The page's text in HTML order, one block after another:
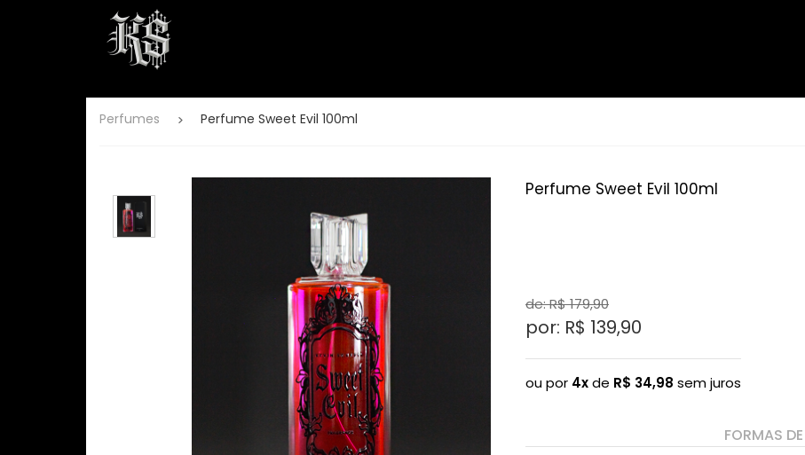
Perfumes Perfume Sweet Evil 100ml
Perfume Sweet Evil 100ml
de: R$179,90
por: R$ 139,90
ou por 4xde R$ 34,98 sem juros
FORMAS